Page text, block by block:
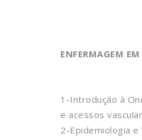
ENFERMAGEM
1-Introdução à
e acessos
2-Epidemiologia e